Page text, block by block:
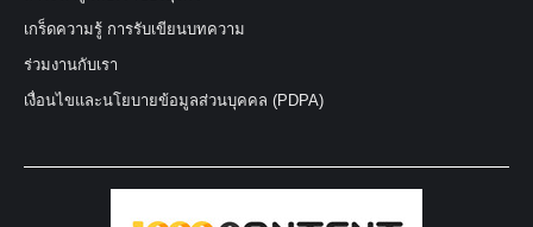
เกร็ดความรู้ การรับเขียนบทความ
ร่วมงานกับเรา
เงื่อนไขและนโยบายข้อมูลส่วนบุคคล (PDPA)